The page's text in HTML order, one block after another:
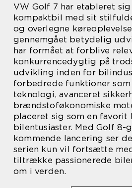
VW Golf 7 har etableret
kompaktbil med sit
og overlegne
gennemgået betydelig
har formået at forblive
konkurrencedygtig på
udvikling inden for
forbedrede funktioner som
teknologi, avanceret
brændstoføkonomiske
placeret sig som en favorit
bilentusiaster. Med Golf 8-
kommende lancering ser
serien kun vil fortsætte
tiltrække passionerede
om i verden.